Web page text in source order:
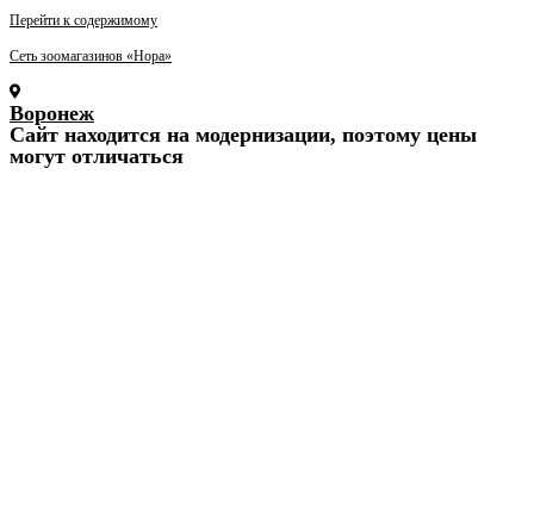
Перейти к содержимому
Сеть зоомагазинов «Нора»
Воронеж
Cайт находится на модернизации, поэтому цены
могут отличаться